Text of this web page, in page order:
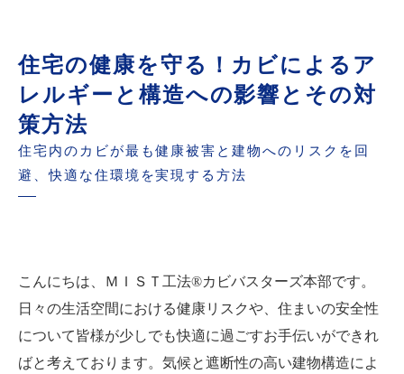
住宅の健康を守る！カビによるア
レルギーと構造への影響とその対
策方法
住宅内のカビが最も健康被害と建物へのリスクを回
避、快適な住環境を実現する方法
こんにちは、ＭＩＳＴ工法®カビバスターズ本部です。
日々の生活空間における健康リスクや、住まいの安全性
について皆様が少しでも快適に過ごすお手伝いができれ
ばと考えております。気候と遮断性の高い建物構造によ